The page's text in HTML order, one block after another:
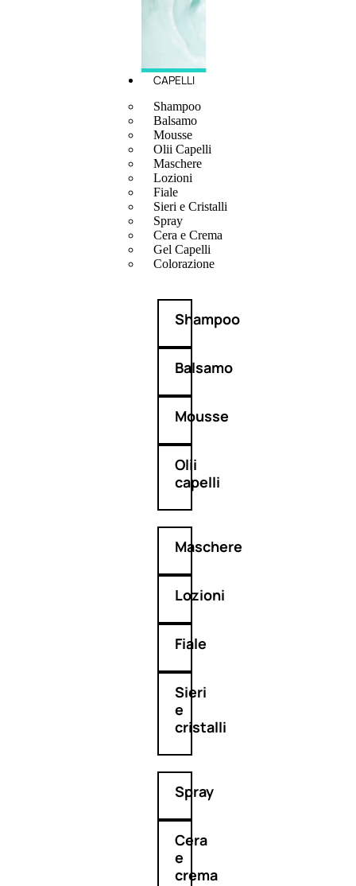
CAPELLI
Shampoo
Balsamo
Mousse
Olii Capelli
Maschere
Lozioni
Fiale
Sieri e Cristalli
Spray
Cera e Crema
Gel Capelli
Colorazione
Shampoo
Balsamo
Mousse
Olii
capelli
Maschere
Lozioni
Fiale
Sieri
e
cristalli
Spray
Cera
e
crema